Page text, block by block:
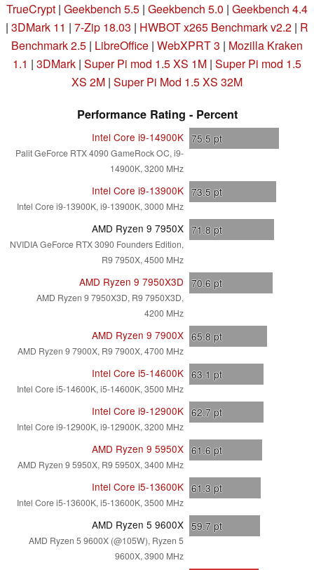
TrueCrypt | Geekbench 5.5 | Geekbench 5.0 | Geekbench 4.4
| 3DMark 11 | 7-Zip 18.03 | HWBOT x265 Benchmark v2.2 | R
Benchmark 2.5 | LibreOffice | WebXPRT 3 | Mozilla Kraken
1.1 | 3DMark | Super Pi mod 1.5 XS 1M | Super Pi mod 1.5
XS 2M | Super Pi Mod 1.5 XS 32M
Performance Rating - Percent
Intel Core i9-14900K
Palit GeForce RTX 4090 GameRock OC, i9-
14900K, 3200 MHz
75.5 pt
Intel Core i9-13900K
Intel Core i9-13900K, i9-13900K, 3000 MHz
73.5 pt
AMD Ryzen 9 7950X
NVIDIA GeForce RTX 3090 Founders Edition,
R9 7950X, 4500 MHz
71.8 pt
AMD Ryzen 9 7950X3D
AMD Ryzen 9 7950X3D, R9 7950X3D,
4200 MHz
70.6 pt
AMD Ryzen 9 7900X
AMD Ryzen 9 7900X, R9 7900X, 4700 MHz
65.8 pt
Intel Core i5-14600K
Intel Core i5-14600K, i5-14600K, 3500 MHz
63.1 pt
Intel Core i9-12900K
Intel Core i9-12900K, i9-12900K, 3200 MHz
62.7 pt
AMD Ryzen 9 5950X
AMD Ryzen 9 5950X, R9 5950X, 3400 MHz
61.6 pt
Intel Core i5-13600K
Intel Core i5-13600K, i5-13600K, 3500 MHz
61.3 pt
AMD Ryzen 5 9600X
AMD Ryzen 5 9600X (@105W), Ryzen 5
9600X, 3900 MHz
59.7 pt